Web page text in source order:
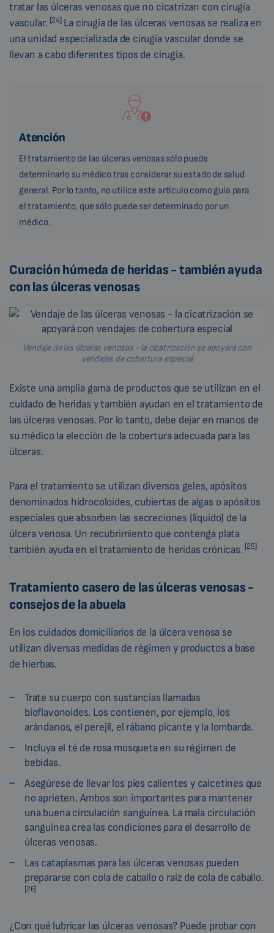
tratar las úlceras venosas que no cicatrizan con cirugía
vascular. [24]La cirugía de las úlceras venosas se realiza en
una unidad especializada de cirugía vascular donde se
llevan a cabo diferentes tipos de cirugía.
Atención
El tratamiento de las úlceras venosas sólo puede
determinarlo su médico tras considerar su estado de salud
general. Por lo tanto, no utilice este artículo como guía para
el tratamiento, que sólo puede ser determinado por un
médico.
Curación húmeda de heridas - también ayuda
con las úlceras venosas
Vendaje de las úlceras venosas - la cicatrización se apoyará con
vendajes de cobertura especial
Existe una amplia gama de productos que se utilizan en el
cuidado de heridas y también ayudan en el tratamiento de
las úlceras venosas. Por lo tanto, debe dejar en manos de
su médico la elección de la cobertura adecuada para las
úlceras.
Para el tratamiento se utilizan diversos geles, apósitos
denominados hidrocoloides, cubiertas de algas o apósitos
especiales que absorben las secreciones (líquido) de la
úlcera venosa. Un recubrimiento que contenga plata
también ayuda en el tratamiento de heridas crónicas. [25]
Tratamiento casero de las úlceras venosas -
consejos de la abuela
En los cuidados domiciliarios de la úlcera venosa se
utilizan diversas medidas de régimen y productos a base
de hierbas.
Trate su cuerpo con sustancias llamadas
bioflavonoides. Los contienen, por ejemplo, los
arándanos, el perejil, el rábano picante y la lombarda.
Incluya el té de rosa mosqueta en su régimen de
bebidas.
Asegúrese de llevar los pies calientes y calcetines que
no aprieten. Ambos son importantes para mantener
una buena circulación sanguínea. La mala circulación
sanguínea crea las condiciones para el desarrollo de
úlceras venosas.
Las cataplasmas para las úlceras venosas pueden
prepararse con cola de caballo o raíz de cola de caballo.
[26]
¿Con qué lubricar las úlceras venosas? Puede probar con